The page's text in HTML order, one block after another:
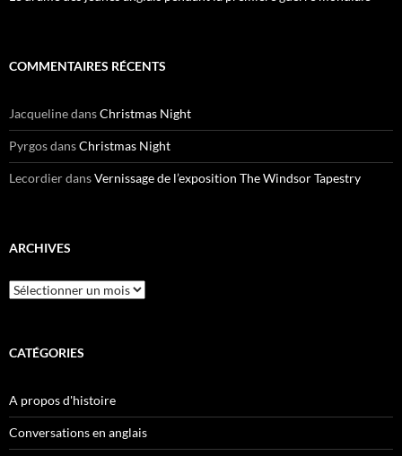
COMMENTAIRES RÉCENTS
JacquelinedansChristmas Night
PyrgosdansChristmas Night
LecordierdansVernissage de l’exposition The Windsor Tapestry
ARCHIVES
Archives
CATÉGORIES
A propos d'histoire
Conversations en anglais